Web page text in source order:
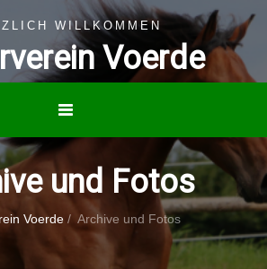
WILLKOMMEN
Voerde
und Fotos
Voerde / Archive und Fotos